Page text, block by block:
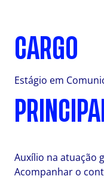
CARGO
Estágio em
Auxílio na atuação
Acompanhar o